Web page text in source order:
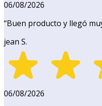
06/08/2026
“Buen producto y llegó
jean S.
06/08/2026